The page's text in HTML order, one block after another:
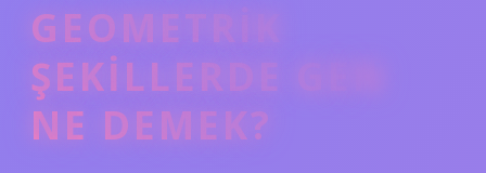
GEOMETRIK
ŞEKILLERDE GEN
NE DEMEK?